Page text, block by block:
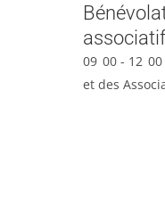
associatif
09 00 - 12 00
et des